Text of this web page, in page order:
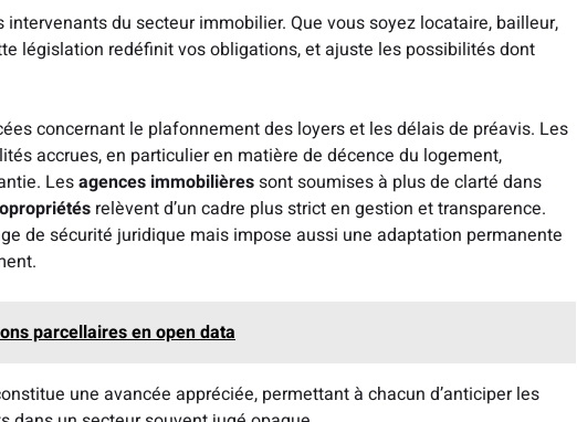
du secteur immobilier. Que vous soyez locataire, bailleur,
législation redéfinit vos obligations, et ajuste les possibilités dont
concernant le plafonnement des loyers et les délais de préavis. Les
accrues, en particulier en matière de décence du logement,
Lesagences immobilièressont soumises à plus de clarté dans
relèvent d’un cadre plus strict en gestion et transparence.
de sécurité juridique mais impose aussi une adaptation permanente
parcellaires en open data
une avancée appréciée, permettant à chacun d’anticiper les